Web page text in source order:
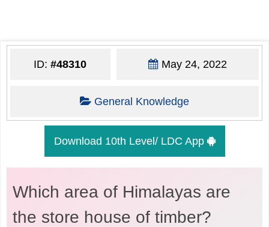
ID:#48310 May 24, 2022
General Knowledge
Download 10th Level/ LDC App
Which area of Himalayas are
the store house of timber?